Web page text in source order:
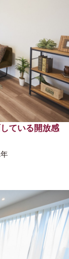
ている開放感